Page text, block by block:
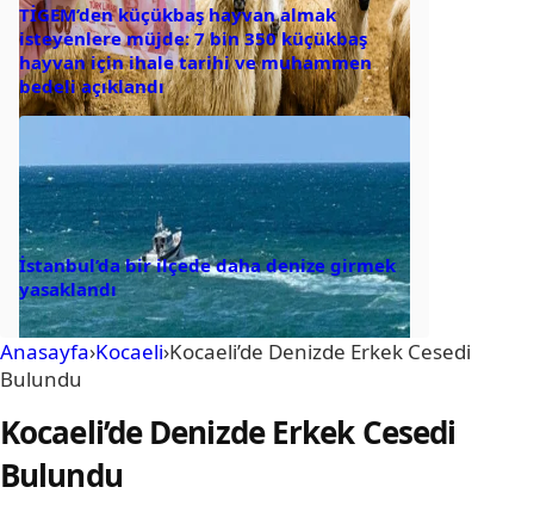
TİGEM’den küçükbaş hayvan almak
isteyenlere müjde: 7 bin 350 küçükbaş
hayvan için ihale tarihi ve muhammen
bedeli açıklandı
İstanbul’da bir ilçede daha denize girmek
yasaklandı
Anasayfa›Kocaeli›Kocaeli’de Denizde Erkek Cesedi
Bulundu
Kocaeli’de Denizde Erkek Cesedi
Bulundu